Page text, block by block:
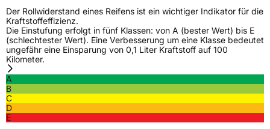
Der Rollwiderstand eines Reifens ist ein wichtiger Indikator für die
Kraftstoffeffizienz.
Die Einstufung erfolgt in fünf Klassen: von A (bester Wert) bis E
(schlechtester Wert). Eine Verbesserung um eine Klasse bedeutet
ungefähr eine Einsparung von 0,1 Liter Kraftstoff auf 100
Kilometer.
A
B
C
D
E